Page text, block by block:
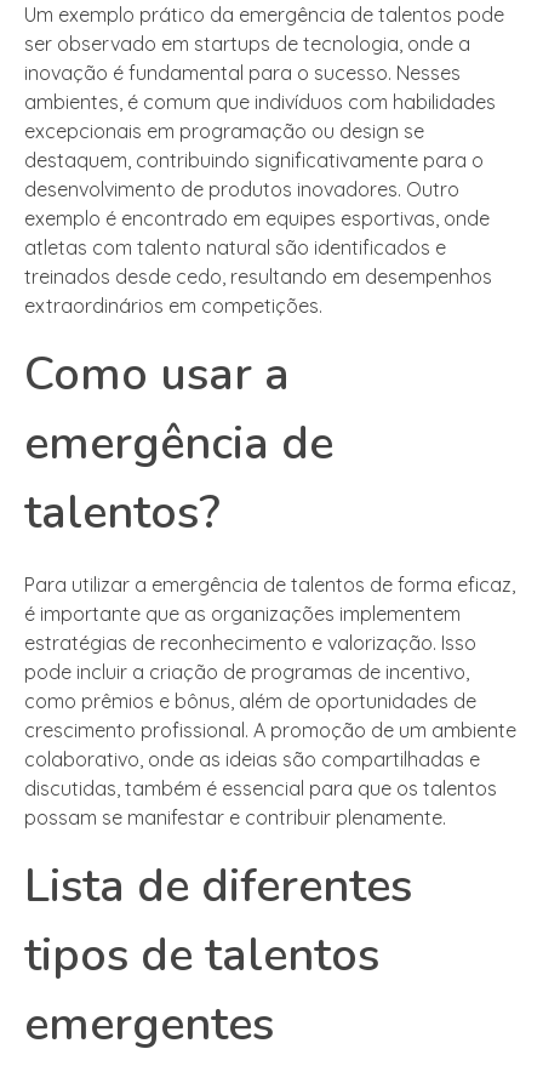
Um exemplo prático da emergência de talentos pode
ser observado em startups de tecnologia, onde a
inovação é fundamental para o sucesso. Nesses
ambientes, é comum que indivíduos com habilidades
excepcionais em programação ou design se
destaquem, contribuindo significativamente para o
desenvolvimento de produtos inovadores. Outro
exemplo é encontrado em equipes esportivas, onde
atletas com talento natural são identificados e
treinados desde cedo, resultando em desempenhos
extraordinários em competições.
Como usar a
emergência de
talentos?
Para utilizar a emergência de talentos de forma eficaz,
é importante que as organizações implementem
estratégias de reconhecimento e valorização. Isso
pode incluir a criação de programas de incentivo,
como prêmios e bônus, além de oportunidades de
crescimento profissional. A promoção de um ambiente
colaborativo, onde as ideias são compartilhadas e
discutidas, também é essencial para que os talentos
possam se manifestar e contribuir plenamente.
Lista de diferentes
tipos de talentos
emergentes